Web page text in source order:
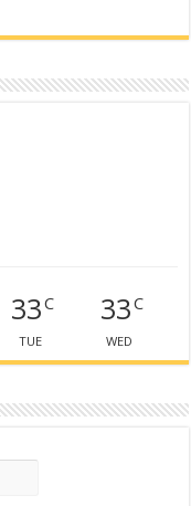
33C
TUE
33C
WED